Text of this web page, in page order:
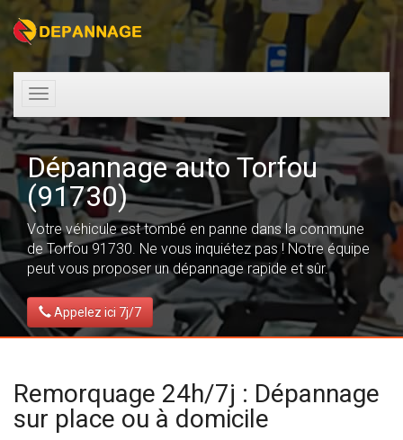
Toggle
navigation
Dépannage auto Torfou
(91730)
Votre véhicule est tombé en panne dans la commune
de Torfou 91730. Ne vous inquiétez pas ! Notre équipe
peut vous proposer un dépannage rapide et sûr.
Appelez ici 7j/7
Remorquage 24h/7j : Dépannage
sur place ou à domicile